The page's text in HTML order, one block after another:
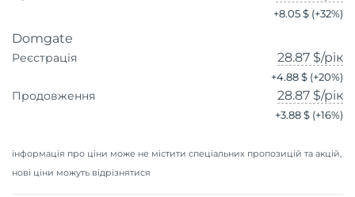
+8.05 $ (+32%)
Domgate
Реєстрація 28.87 $/рік
+4.88 $ (+20%)
Продовження 28.87 $/рік
+3.88 $ (+16%)
інформація про ціни може не містити спеціальних пропозицій та акцій,
нові ціни можуть відрізнятися